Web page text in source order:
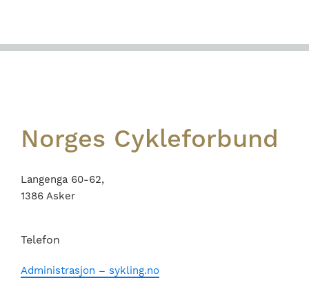
Footer
Norges Cykleforbund
Langenga 60-62,
1386 Asker
Telefon
Administrasjon – sykling.no